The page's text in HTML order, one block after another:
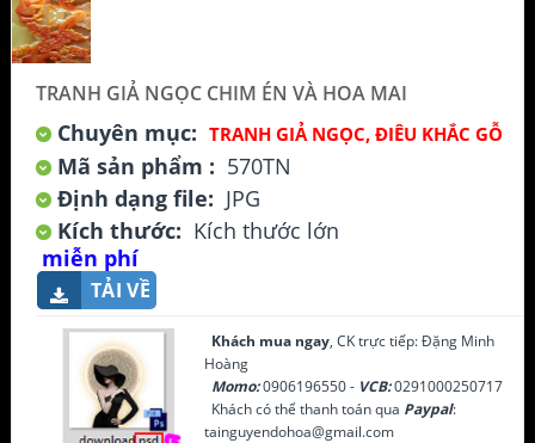
TRANH GIẢ NGỌC CHIM ÉN VÀ HOA MAI
Chuyên mục: TRANH GIẢ NGỌC, ĐIÊU KHẮC GỖ
Mã sản phẩm : 570TN
Định dạng file: JPG
Kích thước: Kích thước lớn
miễn phí
TẢI VỀ
Khách mua ngay, CK trực tiếp: Đặng Minh
Hoàng
Momo:0906196550 - VCB:0291000250717
Khách có thể thanh toán qua Paypal:
tainguyendohoa@gmail.com